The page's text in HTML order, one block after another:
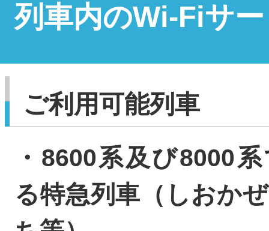
列車内のWi-Fiサ
ご利用可能列車
・8600系及び8000
る特急列車（しおか